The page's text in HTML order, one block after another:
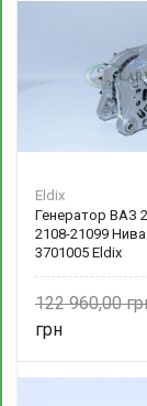
Eldix
Генератор ВАЗ
2108-21099
3701005 Eldix
122 960,00